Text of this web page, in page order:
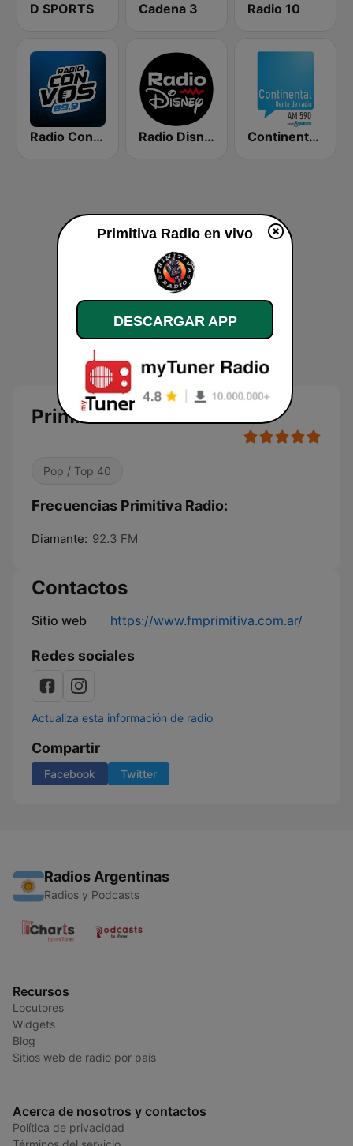
D SPORTS Cadena 3 Radio 10
Radio Con Vos 89.9 Radio Disney Latinoamérica Continental 590 AM
Primitiva Radio en vivo
Pop / Top 40
Frecuencias Primitiva Radio:
Diamante: 92.3 FM
Contactos
Sitio web https://www.fmprimitiva.com.ar/
Redes sociales
Actualiza esta información de radio
Compartir
Facebook Twitter
Radios Argentinas
Radios y Podcasts
Recursos
Locutores
Widgets
Blog
Sitios web de radio por país
Acerca de nosotros y contactos
Política de privacidad
Primitiva Radio en vivo
DESCARGAR APP